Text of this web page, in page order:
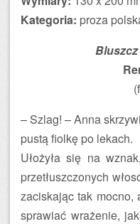
Kategoria: proza
– Szlag! – Anna
pustą fiolkę po lekach.
Ułożyła się na
przetłuszczonych
zaciskając tak mocno,
sprawiać wrażenie,